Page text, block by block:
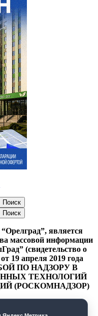
является
массовой информации
(свидетельство о
19 апреля 2019 года
ПО НАДЗОРУ В
ТЕХНОЛОГИЙ
(РОСКОМНАДЗОР)